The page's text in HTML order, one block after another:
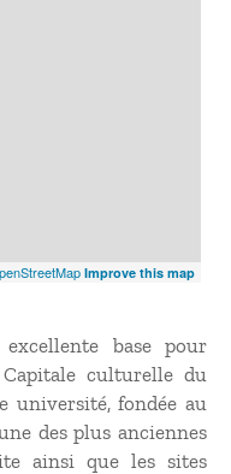
Improve this map
base pour
culturelle du
université, fondée au
des plus anciennes
ainsi que les sites